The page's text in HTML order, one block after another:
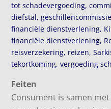
tot schadevergoeding,
diefstal,geschillencommissie
financiële dienstverlening,
financiële dienstverlening,
reisverzekering, reizen,
tekortkoming,vergoeding
Feiten
Consument is samen